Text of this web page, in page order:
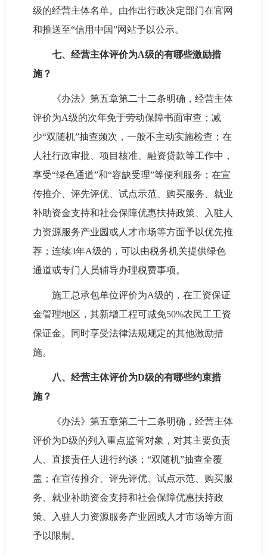
级的经营主体名单。由作出行政决定部门在官网
和推送至“信用中国”网站予以公示。
七、经营主体评价为A级的有哪些激励措
施？
《办法》第五章第二十二条明确，经营主体
评价为A级的次年免于劳动保障书面审查；减
少“双随机”抽查频次，一般不主动实施检查；在
人社行政审批、项目核准、融资贷款等工作中，
享受“绿色通道”和“容缺受理”等便利服务；在宣
传推介、评先评优、试点示范、购买服务、就业
补助资金支持和社会保障优惠扶持政策、入驻人
力资源服务产业园或人才市场等方面予以优先推
荐；连续3年A级的，可以由税务机关提供绿色
通道或专门人员辅导办理税费事项。
施工总承包单位评价为A级的，在工资保证
金管理地区，其新增工程可减免50%农民工工资
保证金。同时享受法律法规规定的其他激励措
施。
八、经营主体评价为D级的有哪些约束措
施？
《办法》第五章第二十二条明确，经营主体
评价为D级的列入重点监管对象，对其主要负责
人、直接责任人进行约谈；“双随机”抽查全覆
盖；在宣传推介、评先评优、试点示范、购买服
务、就业补助资金支持和社会保障优惠扶持政
策、入驻人力资源服务产业园或人才市场等方面
予以限制。